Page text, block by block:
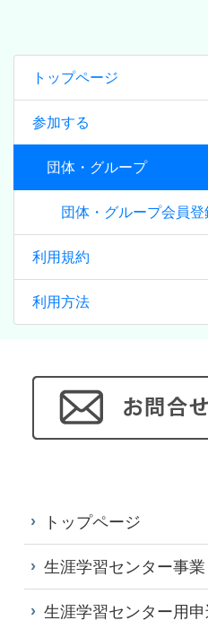
トップページ
参加する
団体・グループ
団体・グループ会員
利用規約
利用方法
トップページ
生涯学習センター事業
生涯学習センター用